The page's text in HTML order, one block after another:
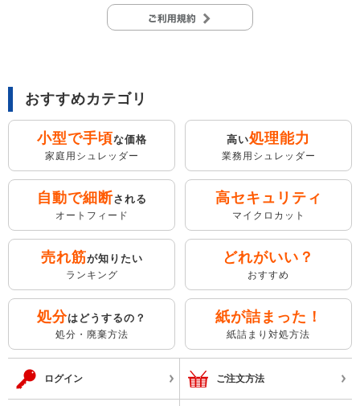
おすすめカテゴリ
小型で手頃な価格
家庭用シュレッダー
高い処理能力
業務用シュレッダー
自動で細断される
オートフィード
高セキュリティ
マイクロカット
売れ筋が知りたい
ランキング
どれがいい？
おすすめ
処分はどうするの？
処分・廃棄方法
紙が詰まった！
紙詰まり対処方法
ログイン ご注文方法